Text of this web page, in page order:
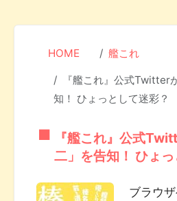
HOME 艦これ
『艦これ』公式Twitter
知！ ひょっとして迷彩？
『艦これ』公式
二」を告知！ ひょ
ブラウザ